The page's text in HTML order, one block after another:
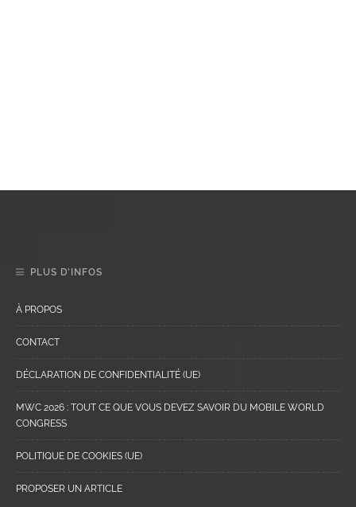
PLUS D’INFOS
À PROPOS
CONTACT
DÉCLARATION DE CONFIDENTIALITÉ (UE)
MWC 2026 : TOUT CE QUE VOUS DEVEZ SAVOIR DU MOBILE WORLD
CONGRESS
POLITIQUE DE COOKIES (UE)
PROPOSER UN ARTICLE